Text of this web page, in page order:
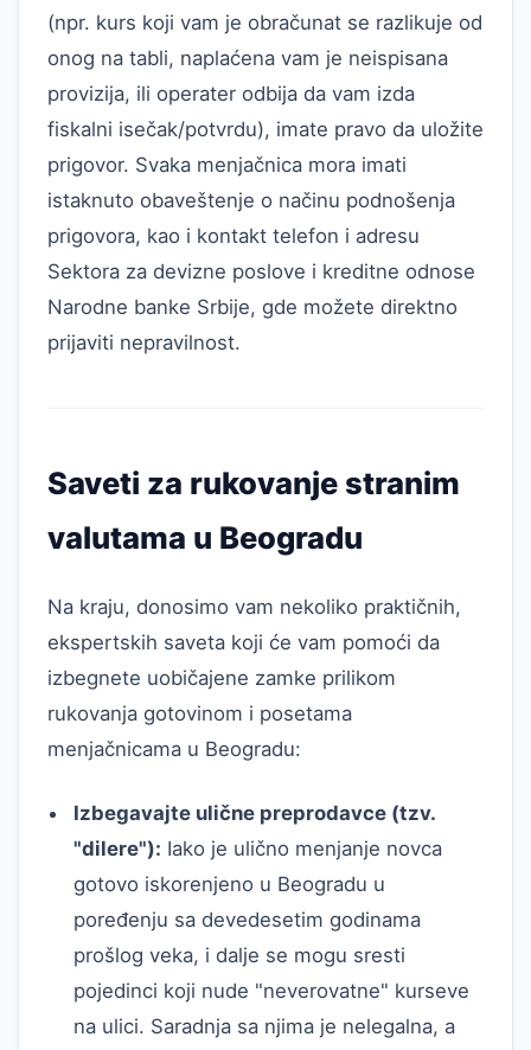
(npr. kurs koji vam je obračunat se razlikuje od
onog na tabli, naplaćena vam je neispisana
provizija, ili operater odbija da vam izda
fiskalni isečak/potvrdu), imate pravo da uložite
prigovor. Svaka menjačnica mora imati
istaknuto obaveštenje o načinu podnošenja
prigovora, kao i kontakt telefon i adresu
Sektora za devizne poslove i kreditne odnose
Narodne banke Srbije, gde možete direktno
prijaviti nepravilnost.
Saveti za rukovanje stranim
valutama u Beogradu
Na kraju, donosimo vam nekoliko praktičnih,
ekspertskih saveta koji će vam pomoći da
izbegnete uobičajene zamke prilikom
rukovanja gotovinom i posetama
menjačnicama u Beogradu:
Izbegavajte ulične preprodavce (tzv.
"dilere"): Iako je ulično menjanje novca
gotovo iskorenjeno u Beogradu u
poređenju sa devedesetim godinama
prošlog veka, i dalje se mogu sresti
pojedinci koji nude "neverovatne" kurseve
na ulici. Saradnja sa njima je nelegalna, a